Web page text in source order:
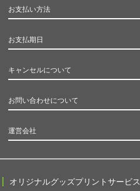
お支払い方法
お支払期日
キャンセルについて
お問い合わせについて
運営会社
オリジナルグッズプリントサービス